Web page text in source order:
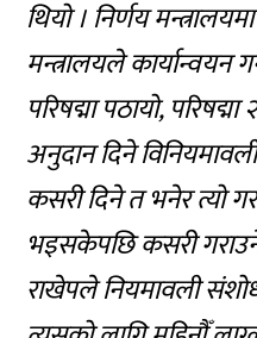
थियो । निर्णय
मन्त्रालयले कार्यान्वयन
परिषद्मा पठायो,
अनुदान दिने
कसरी दिने त भनेर त्यो
भइसकेपछि कसरी
राखेपले नियमावली